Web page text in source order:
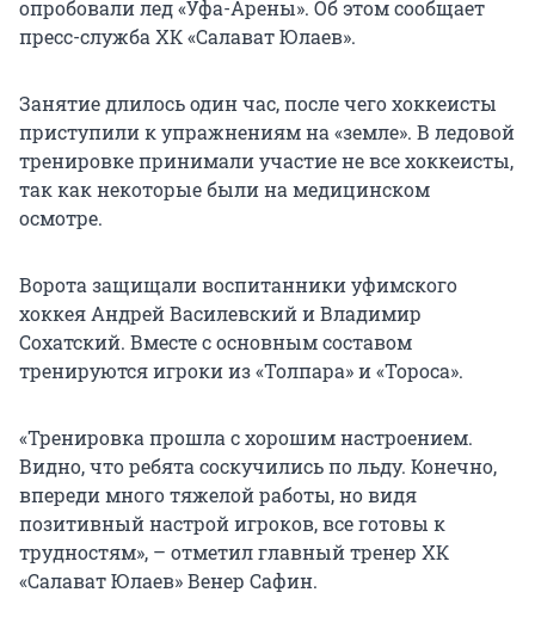
опробовали лед «Уфа-Арены». Об этом сообщает
пресс-служба ХК «Салават Юлаев».
Занятие длилось один час, после чего хоккеисты
приступили к упражнениям на «земле». В ледовой
тренировке принимали участие не все хоккеисты,
так как некоторые были на медицинском
осмотре.
Ворота защищали воспитанники уфимского
хоккея Андрей Василевский и Владимир
Сохатский. Вместе с основным составом
тренируются игроки из «Толпара» и «Тороса».
«Тренировка прошла с хорошим настроением.
Видно, что ребята соскучились по льду. Конечно,
впереди много тяжелой работы, но видя
позитивный настрой игроков, все готовы к
трудностям», – отметил главный тренер ХК
«Салават Юлаев» Венер Сафин.